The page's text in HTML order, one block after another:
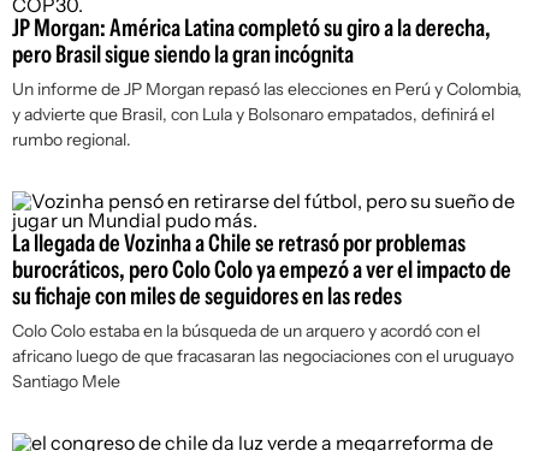
JP Morgan: América Latina completó su giro a la derecha,
pero Brasil sigue siendo la gran incógnita
Un informe de JP Morgan repasó las elecciones en Perú y Colombia,
y advierte que Brasil, con Lula y Bolsonaro empatados, definirá el
rumbo regional.
La llegada de Vozinha a Chile se retrasó por problemas
burocráticos, pero Colo Colo ya empezó a ver el impacto de
su fichaje con miles de seguidores en las redes
Colo Colo estaba en la búsqueda de un arquero y acordó con el
africano luego de que fracasaran las negociaciones con el uruguayo
Santiago Mele